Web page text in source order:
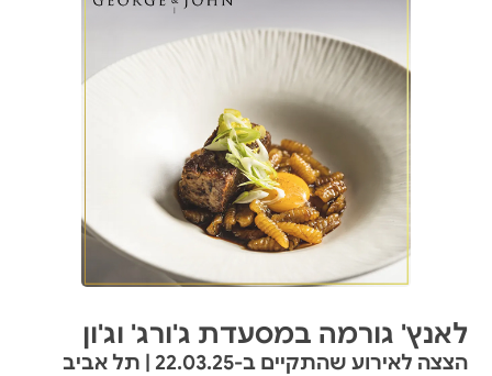
לאנץ' גורמה במסעדת ג'ורג' וג'ון
הצצה לאירוע שהתקיים ב-22.03.25 | תל אביב